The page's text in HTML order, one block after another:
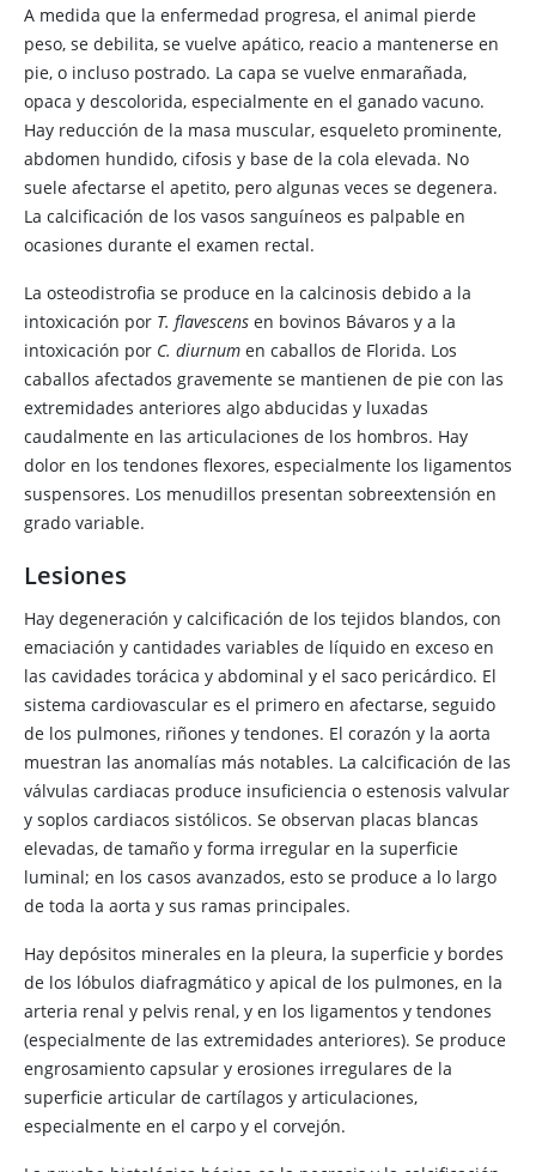
A medida que la enfermedad progresa, el animal pierde
peso, se debilita, se vuelve apático, reacio a mantenerse en
pie, o incluso postrado. La capa se vuelve enmarañada,
opaca y descolorida, especialmente en el ganado vacuno.
Hay reducción de la masa muscular, esqueleto prominente,
abdomen hundido, cifosis y base de la cola elevada. No
suele afectarse el apetito, pero algunas veces se degenera.
La calcificación de los vasos sanguíneos es palpable en
ocasiones durante el examen rectal.
La osteodistrofia se produce en la calcinosis debido a la
intoxicación por T. flavescens en bovinos Bávaros y a la
intoxicación por C. diurnum en caballos de Florida. Los
caballos afectados gravemente se mantienen de pie con las
extremidades anteriores algo abducidas y luxadas
caudalmente en las articulaciones de los hombros. Hay
dolor en los tendones flexores, especialmente los ligamentos
suspensores. Los menudillos presentan sobreextensión en
grado variable.
Lesiones
Hay degeneración y calcificación de los tejidos blandos, con
emaciación y cantidades variables de líquido en exceso en
las cavidades torácica y abdominal y el saco pericárdico. El
sistema cardiovascular es el primero en afectarse, seguido
de los pulmones, riñones y tendones. El corazón y la aorta
muestran las anomalías más notables. La calcificación de las
válvulas cardiacas produce insuficiencia o estenosis valvular
y soplos cardiacos sistólicos. Se observan placas blancas
elevadas, de tamaño y forma irregular en la superficie
luminal; en los casos avanzados, esto se produce a lo largo
de toda la aorta y sus ramas principales.
Hay depósitos minerales en la pleura, la superficie y bordes
de los lóbulos diafragmático y apical de los pulmones, en la
arteria renal y pelvis renal, y en los ligamentos y tendones
(especialmente de las extremidades anteriores). Se produce
engrosamiento capsular y erosiones irregulares de la
superficie articular de cartílagos y articulaciones,
especialmente en el carpo y el corvejón.